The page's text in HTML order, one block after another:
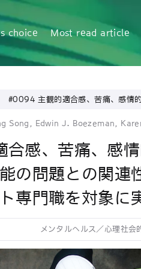
choice Most read article
#0094 主観的適合感、苦痛、感情
ェクトマネジメント専門職を対象に
Song, Edwin J. Boezeman,
感、苦痛、感
の問題との関連
専門職を対象に
メンタルヘルス／心理社会